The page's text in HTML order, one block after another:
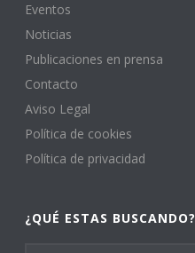
Eventos
Noticias
Publicaciones en prensa
Contacto
Aviso Legal
Política de cookies
Política de privacidad
¿QUÉ ESTAS BUSCANDO?